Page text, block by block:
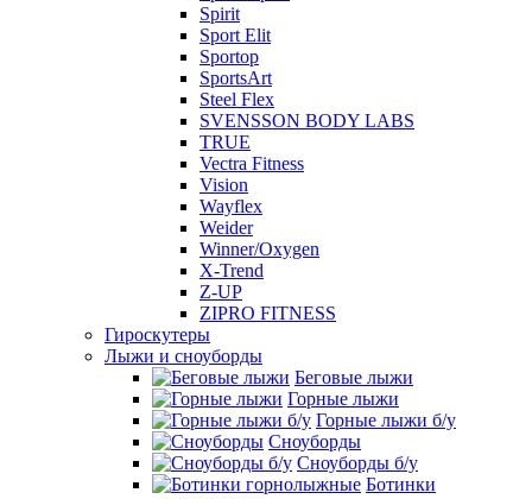
Spirit
Sport Elit
Sportop
SportsArt
Steel Flex
SVENSSON BODY LABS
TRUE
Vectra Fitness
Vision
Wayflex
Weider
Winner/Oxygen
X-Trend
Z-UP
ZIPRO FITNESS
Гироскутеры
Лыжи и сноуборды
Беговые лыжи
Горные лыжи
Горные лыжи б/у
Сноуборды
Сноуборды б/у
Ботинки